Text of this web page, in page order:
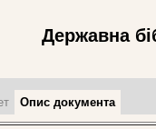
Державна
Опис документа